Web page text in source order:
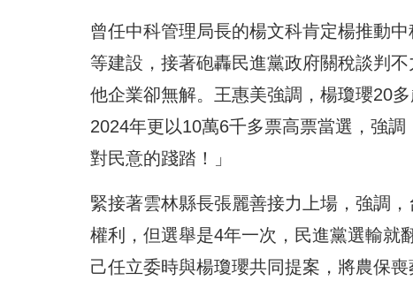
曾任中科管理局長的楊文科肯定楊推動
等建設，接著砲轟民進黨政府關稅談判
他企業卻無解。王惠美強調，楊瓊瓔20
2024年更以10萬6千多票高票當選，強
對民意的踐踏！」
緊接著雲林縣長張麗善接力上場，強調
權利，但選舉是4年一次，民進黨選輸就
己任立委時與楊瓊瓔共同提案，將農保